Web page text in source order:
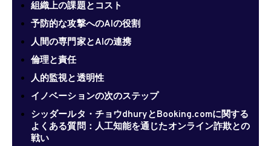
組織上の課題とコスト
予防的な攻撃へのAIの役割
人間の専門家とAIの連携
倫理と責任
人的監視と透明性
イノベーションの次のステップ
シッダールタ・チョウdhuryとBooking.comに関する
よくある質問：人工知能を通じたオンライン詐欺との
戦い